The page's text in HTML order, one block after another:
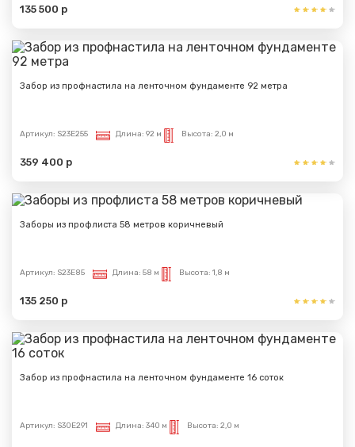
135 500 р
Забор из профнастила на ленточном фундаменте 92 метра
Артикул: S23E255 Длина: 92 м Высота: 2,0 м
359 400 р
Заборы из профлиста 58 метров коричневый
Артикул: S23E85 Длина: 58 м Высота: 1,8 м
135 250 р
Забор из профнастила на ленточном фундаменте 16 соток
Артикул: S30E291 Длина: 340 м Высота: 2,0 м